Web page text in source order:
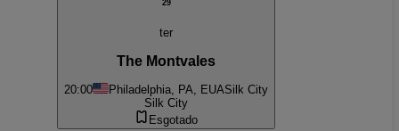
29
ter
The Montvales
20:00 Philadelphia, PA, EUASilk City
Silk City
Esgotado